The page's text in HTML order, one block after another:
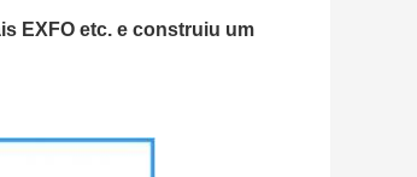
EXFO etc. e construiu um